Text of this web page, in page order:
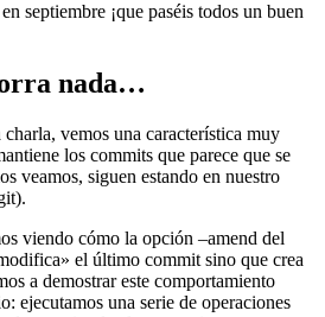
septiembre ¡que paséis todos un buen
nada…
vemos una característica muy
los commits que parece que se
veamos, siguen estando en nuestro
viendo cómo la opción –amend del
el último commit sino que crea
a demostrar este comportamiento
ejecutamos una serie de operaciones